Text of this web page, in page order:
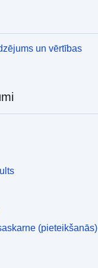
un vērtības
(pieteikšanās)